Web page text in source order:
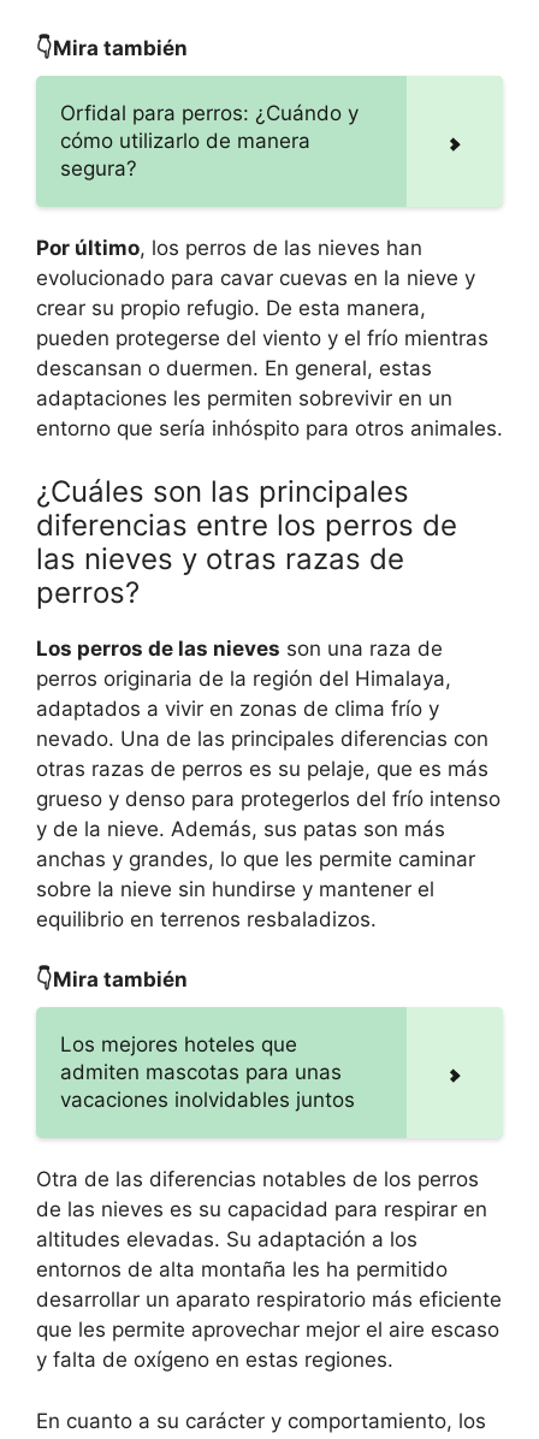
👇Mira también
Orfidal para perros: ¿Cuándo y
cómo utilizarlo de manera
segura?
Por último, los perros de las nieves han
evolucionado para cavar cuevas en la nieve y
crear su propio refugio. De esta manera,
pueden protegerse del viento y el frío mientras
descansan o duermen. En general, estas
adaptaciones les permiten sobrevivir en un
entorno que sería inhóspito para otros animales.
¿Cuáles son las principales
diferencias entre los perros de
las nieves y otras razas de
perros?
Los perros de las nieves son una raza de
perros originaria de la región del Himalaya,
adaptados a vivir en zonas de clima frío y
nevado. Una de las principales diferencias con
otras razas de perros es su pelaje, que es más
grueso y denso para protegerlos del frío intenso
y de la nieve. Además, sus patas son más
anchas y grandes, lo que les permite caminar
sobre la nieve sin hundirse y mantener el
equilibrio en terrenos resbaladizos.
👇Mira también
Los mejores hoteles que
admiten mascotas para unas
vacaciones inolvidables juntos
Otra de las diferencias notables de los perros
de las nieves es su capacidad para respirar en
altitudes elevadas. Su adaptación a los
entornos de alta montaña les ha permitido
desarrollar un aparato respiratorio más eficiente
que les permite aprovechar mejor el aire escaso
y falta de oxígeno en estas regiones.
En cuanto a su carácter y comportamiento, los